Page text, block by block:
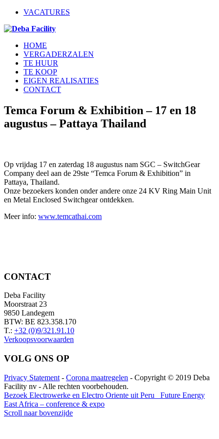
VACATURES
HOME
VERGADERZALEN
TE HUUR
TE KOOP
EIGEN REALISATIES
CONTACT
Temca Forum & Exhibition – 17 en 18
augustus – Pattaya Thailand
Op vrijdag 17 en zaterdag 18 augustus nam SGC – SwitchGear
Company deel aan de 29ste “Temca Forum & Exhibition” in
Pattaya, Thailand.
Onze bezoekers konden onder andere onze 24 KV Ring Main Unit
en Metal Enclosed Switchgear ontdekken.
Meer info: www.temcathai.com
CONTACT
Deba Facility
Moorstraat 23
9850 Landegem
BTW: BE 823.358.170
T.: +32 (0)9/321.91.10
Verkoopsvoorwaarden
VOLG ONS OP
Privacy Statement - Corona maatregelen - Copyright © 2019 Deba
Facility nv - Alle rechten voorbehouden.
Bezoek Electrowerke en Electro Oriente uit Peru
Future Energy
East Africa – conference & expo
Scroll naar bovenzijde